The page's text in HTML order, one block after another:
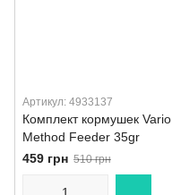
Артикул: 4933137
Комплект кормушек Vario
Method Feeder 35gr
459 грн 510 грн